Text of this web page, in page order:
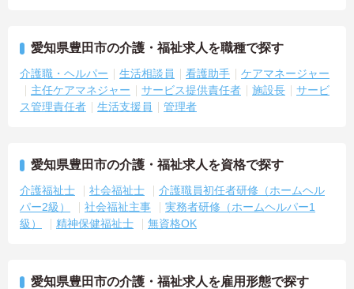
愛知県豊田市の介護・福祉求人を職種で探す
介護職・ヘルパー 生活相談員 看護助手
ケアマネージャー
主任ケアマネジャー
サービス提供責任者 施設長
サービ
ス管理責任者
生活支援員 管理者
愛知県豊田市の介護・福祉求人を資格で探す
介護福祉士 社会福祉士
介護職員初任者研修（ホームヘル
パー2級）
社会福祉主事
実務者研修（ホームヘルパー1
級）
精神保健福祉士 無資格OK
愛知県豊田市の介護・福祉求人を雇用形態で探す